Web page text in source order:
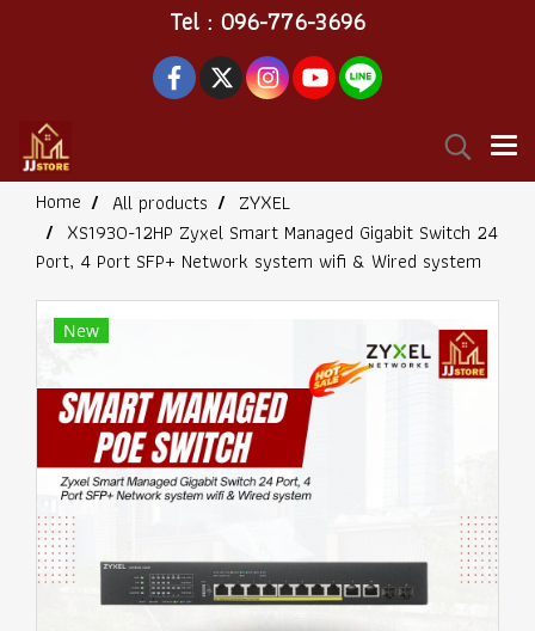
Tel : 096-776-3696
Home All products
ZYXEL
XS1930-12HP Zyxel Smart Managed Gigabit Switch 24
Port, 4 Port SFP+ Network system wifi & Wired system
New